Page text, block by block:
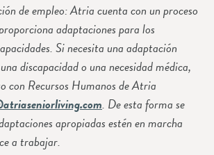
de empleo: Atria cuenta con un proceso
adaptaciones para los
Si necesita una adaptación
discapacidad o una necesidad médica,
con Recursos Humanos de Atria
. De esta forma se
apropiadas estén en marcha
a trabajar.